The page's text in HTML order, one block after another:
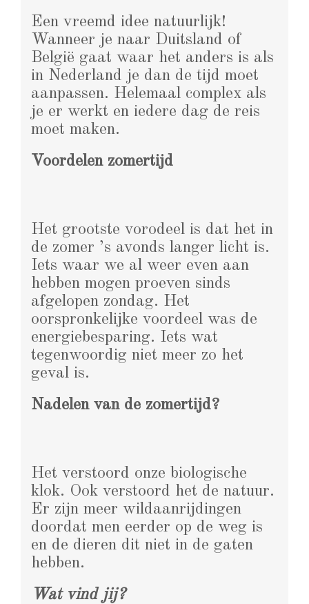
Een vreemd idee natuurlijk!
Wanneer je naar Duitsland of
België gaat waar het anders is als
in Nederland je dan de tijd moet
aanpassen. Helemaal complex als
je er werkt en iedere dag de reis
moet maken.
Voordelen zomertijd
Het grootste vorodeel is dat het in
de zomer ’s avonds langer licht is.
Iets waar we al weer even aan
hebben mogen proeven sinds
afgelopen zondag. Het
oorspronkelijke voordeel was de
energiebesparing. Iets wat
tegenwoordig niet meer zo het
geval is.
Nadelen van de zomertijd?
Het verstoord onze biologische
klok. Ook verstoord het de natuur.
Er zijn meer wildaanrijdingen
doordat men eerder op de weg is
en de dieren dit niet in de gaten
hebben.
Wat vind jij?